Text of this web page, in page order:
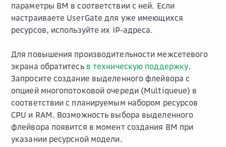
параметры ВМ в соответствии с ней. Если
настраиваете UserGate для уже имеющихся
ресурсов, используйте их IP-адреса.
Для повышения производительности межсетевого
экрана обратитесь в техническую поддержку.
Запросите создание выделенного флейвора с
опцией многопотоковой очереди (Multiqueue) в
соответствии с планируемым набором ресурсов
CPU и RAM. Возможность выбора выделенного
флейвора появится в момент создания ВМ при
указании ресурсной модели.